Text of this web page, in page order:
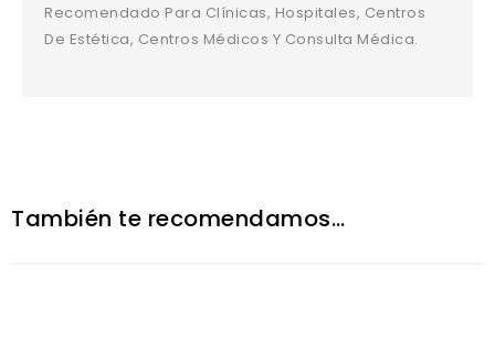
Recomendado Para Clínicas, Hospitales, Centros
De Estética, Centros Médicos Y Consulta Médica.
También te recomendamos…